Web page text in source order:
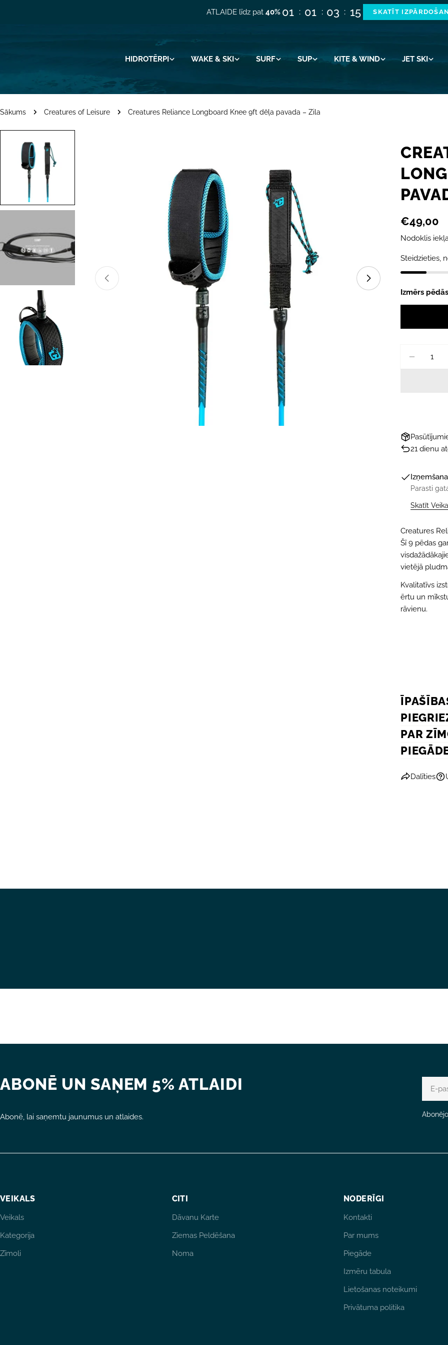
ATLAIDE līdz pat40% 01 01 03 14 SKATĪT
HIDROTĒRPI WAKE & SKI SURF SUP KITE & WIND JET SKI
Sākums Creatures of Leisure Creatures Reliance Longboard Knee 9ft dēļa pavada – Zila
Atvērt mediju 0 modālajā logā
Atvērt mediju 1
Parastā
cena
€49,00
Nodoklis
Steidzieties,
Izmērs
21 dienu
Parasti
Skatīt
Creatures
Šī 9 pēdas
vietējā
Kvalitatīvs
ērtu un
rāvienu.
PAR
Dalīties
ABONĒ UN SAŅEM 5% ATLAIDI
Abonē, lai saņemtu jaunumus un atlaides.
pasts
VEIKALS
Veikals
Kategorija
Zīmoli
CITI
Dāvanu Karte
Ziemas Peldēšana
Noma
NODERĪGI
Kontakti
Par mums
Piegāde
Izmēru tabula
Lietošanas noteikumi
Privātuma politika